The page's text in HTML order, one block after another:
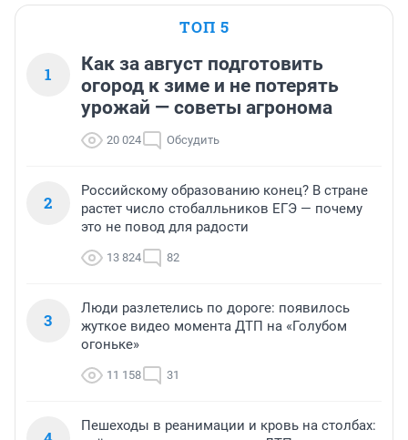
ТОП 5
1
Как за август подготовить
огород к зиме и не потерять
урожай — советы агронома
20 024 Обсудить
2
Российскому образованию конец? В стране
растет число стобалльников ЕГЭ — почему
это не повод для радости
13 824 82
3
Люди разлетелись по дороге: появилось
жуткое видео момента ДТП на «Голубом
огоньке»
11 158 31
Пешеходы в реанимации и кровь на столбах: